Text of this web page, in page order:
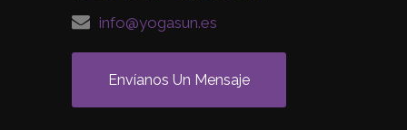
info@yogasun.es
Envíanos Un Mensaje